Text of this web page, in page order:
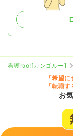
看護roo![カンゴルー]
「希望
「転職
お